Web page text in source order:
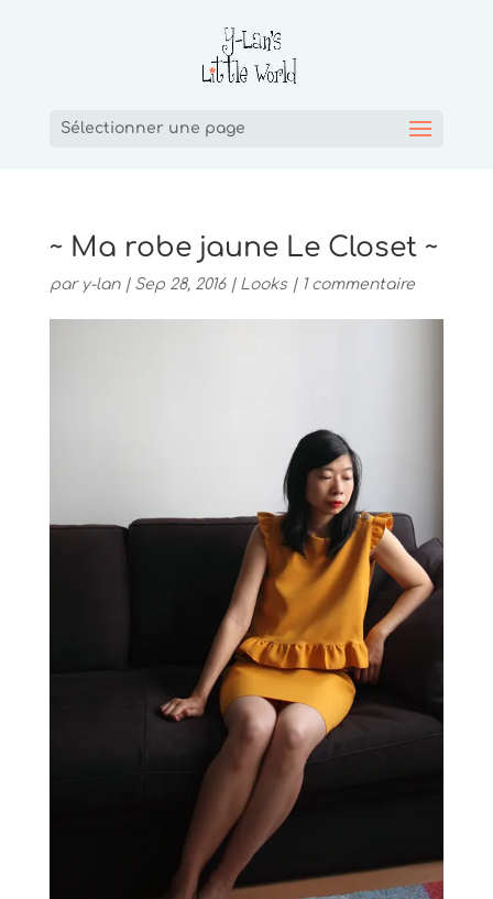
Sélectionner une page
~ Ma robe jaune Le Closet ~
par y-lan| Sep 28, 2016| Looks| 1 commentaire